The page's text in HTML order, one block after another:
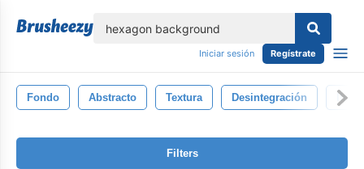
Iniciar sesión Regístrate
Fondo Abstracto Textura Desintegración
Filters